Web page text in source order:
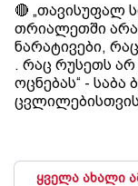
🔴 „თავისუფალ
თრიალეთში
ნარატივები,
. რაც რუსეთს
ოცნებას“ -
ყველა ახალი